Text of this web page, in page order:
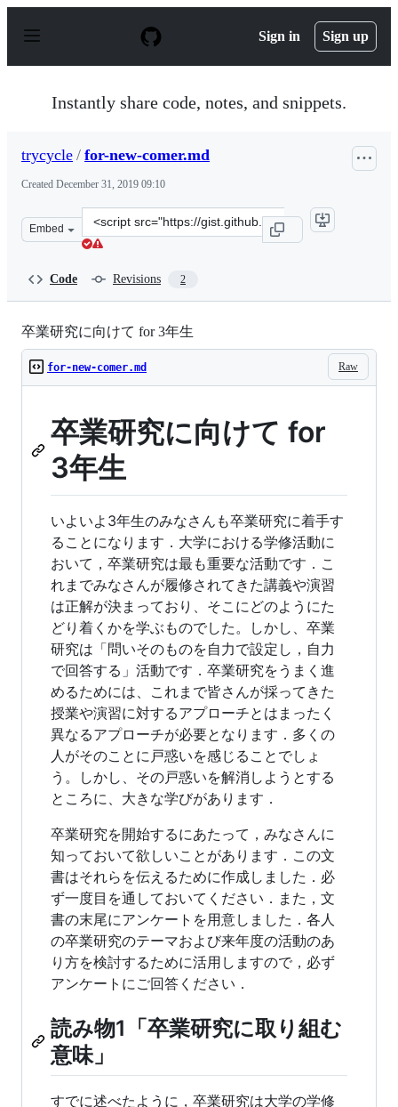
p
Sign in Sign up
Instantly share code, notes, and snippets.
trycycle / for-new-comer.md
Created December 31, 2019 09:10
Embed
Clone
this
Code Revisions 2
卒業研究に向けて for 3年生
Raw
for-new-comer.md
卒業研究に向けて for
3年生
いよいよ3年生のみなさんも卒業研究に着手す
ることになります．大学における学修活動に
おいて，卒業研究は最も重要な活動です．こ
れまでみなさんが履修されてきた講義や演習
は正解が決まっており、そこにどのようにた
どり着くかを学ぶものでした。しかし、卒業
研究は「問いそのものを自力で設定し，自力
で回答する」活動です．卒業研究をうまく進
めるためには、これまで皆さんが採ってきた
授業や演習に対するアプローチとはまったく
異なるアプローチが必要となります．多くの
人がそのことに戸惑いを感じることでしょ
う。しかし、その戸惑いを解消しようとする
ところに、大きな学びがあります．
卒業研究を開始するにあたって，みなさんに
知っておいて欲しいことがあります．この文
書はそれらを伝えるために作成しました．必
ず一度目を通しておいてください．また，文
書の末尾にアンケートを用意しました．各人
の卒業研究のテーマおよび来年度の活動のあ
り方を検討するために活用しますので，必ず
アンケートにご回答ください．
読み物1「卒業研究に取り組む
意味」
すでに述べたように，卒業研究は大学の学修